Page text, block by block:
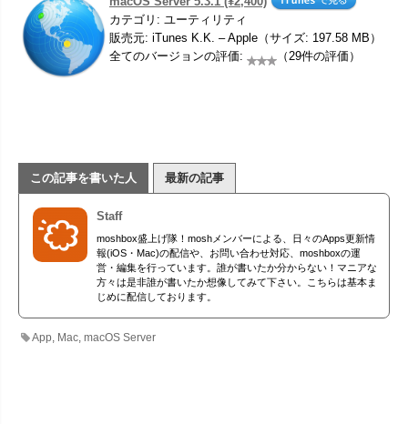
カテゴリ: ユーティリティ
販売元: iTunes K.K. – Apple（サイズ: 197.58 MB）
全てのバージョンの評価:
（29件の評価）
この記事を書いた人 最新の記事
Staff
moshbox盛上げ隊！moshメンバーによる、日々のApps更新情
報(iOS・Mac)の配信や、お問い合わせ対応、moshboxの運
営・編集を行っています。誰が書いたか分からない！マニアな
方々は是非誰が書いたか想像してみて下さい。こちらは基本ま
じめに配信しております。
App Mac ,macOS Server